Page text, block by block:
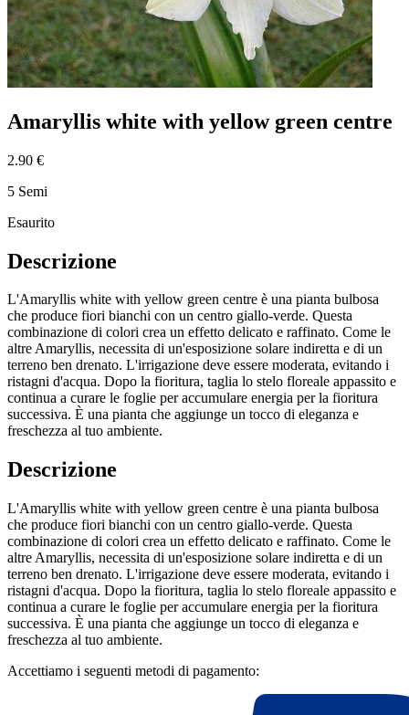
Amaryllis white with yellow green centre
2.90 €
5 Semi
Esaurito
Descrizione
L'Amaryllis white with yellow green centre è una pianta bulbosa
che produce fiori bianchi con un centro giallo-verde. Questa
combinazione di colori crea un effetto delicato e raffinato. Come le
altre Amaryllis, necessita di un'esposizione solare indiretta e di un
terreno ben drenato. L'irrigazione deve essere moderata, evitando i
ristagni d'acqua. Dopo la fioritura, taglia lo stelo floreale appassito e
continua a curare le foglie per accumulare energia per la fioritura
successiva. È una pianta che aggiunge un tocco di eleganza e
freschezza al tuo ambiente.
Descrizione
L'Amaryllis white with yellow green centre è una pianta bulbosa
che produce fiori bianchi con un centro giallo-verde. Questa
combinazione di colori crea un effetto delicato e raffinato. Come le
altre Amaryllis, necessita di un'esposizione solare indiretta e di un
terreno ben drenato. L'irrigazione deve essere moderata, evitando i
ristagni d'acqua. Dopo la fioritura, taglia lo stelo floreale appassito e
continua a curare le foglie per accumulare energia per la fioritura
successiva. È una pianta che aggiunge un tocco di eleganza e
freschezza al tuo ambiente.
Accettiamo i seguenti metodi di pagamento: